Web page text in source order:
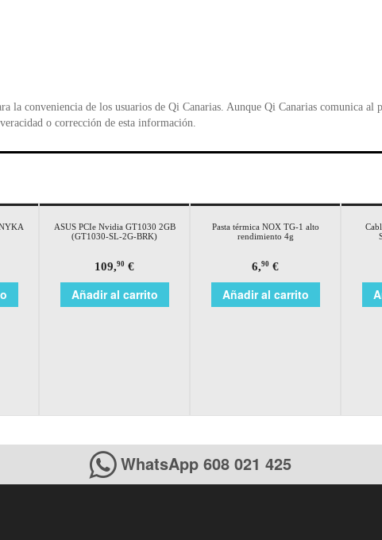
la conveniencia de los usuarios de Qi Canarias. Aunque Qi Canarias comunica
o corrección de esta información.
ASUS PCIe Nvidia GT1030 2GB
(GT1030-SL-2G-BRK)
109,90 €
Añadir al carrito
Pasta térmica NOX TG-1 alto
rendimiento 4g
6,90 €
Añadir al carrito
WhatsApp 608 021 425